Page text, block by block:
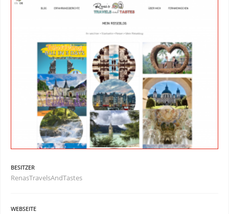
BESITZER
RenasTravelsAndTastes
WEBSEITE